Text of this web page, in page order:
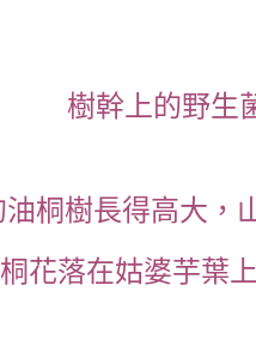
樹幹上的野生
桐樹長得高大，
花落在姑婆芋葉